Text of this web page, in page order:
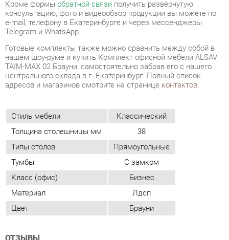
TAIM-MAX 02 Брауни, самостоятельно забрав его с нашего
центрального склада в г. Екатеринбург. Полный список
адресов и магазинов смотрите на страницеконтактов.
Стиль мебели
Классический
Толщина столешницы мм
38
Типы столов
Прямоугольные
Класс (офис)
Бизнес
Материал
Лдсп
Цвет
Брауни
ОТЗЫВЫ
Пока нет отзывов, поделитесь первым своим мнением.
ДОБАВИТЬ ОТЗЫВ